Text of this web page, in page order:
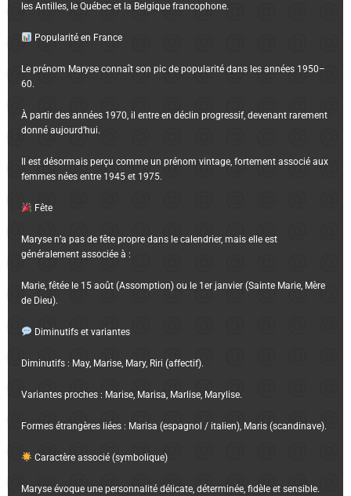
les Antilles, le Québec et la Belgique francophone.
Popularité en France
Le prénom Maryse connaît son pic de popularité dans les années 1950–
60.
À partir des années 1970, il entre en déclin progressif, devenant rarement
donné aujourd’hui.
Il est désormais perçu comme un prénom vintage, fortement associé aux
femmes nées entre 1945 et 1975.
Fête
Maryse n’a pas de fête propre dans le calendrier, mais elle est
généralement associée à :
Marie, fêtée le 15 août (Assomption) ou le 1er janvier (Sainte Marie, Mère
de Dieu).
Diminutifs et variantes
Diminutifs : May, Marise, Mary, Riri (affectif).
Variantes proches : Marise, Marisa, Marlise, Marylise.
Formes étrangères liées : Marisa (espagnol / italien), Maris (scandinave).
Caractère associé (symbolique)
Maryse évoque une personnalité délicate, déterminée, fidèle et sensible.